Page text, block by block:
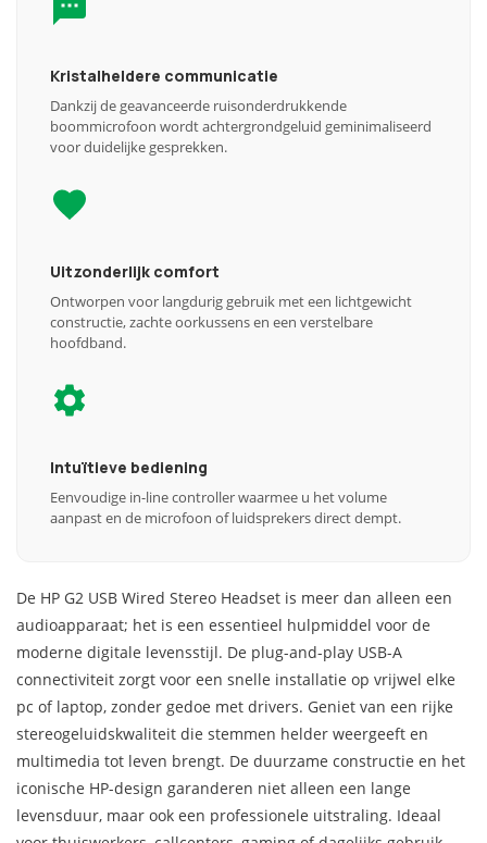
Kristalheldere communicatie
Dankzij de geavanceerde ruisonderdrukkende
boommicrofoon wordt achtergrondgeluid geminimaliseerd
voor duidelijke gesprekken.
Uitzonderlijk comfort
Ontworpen voor langdurig gebruik met een lichtgewicht
constructie, zachte oorkussens en een verstelbare
hoofdband.
Intuïtieve bediening
Eenvoudige in-line controller waarmee u het volume
aanpast en de microfoon of luidsprekers direct dempt.
De HP G2 USB Wired Stereo Headset is meer dan alleen een
audioapparaat; het is een essentieel hulpmiddel voor de
moderne digitale levensstijl. De plug-and-play USB-A
connectiviteit zorgt voor een snelle installatie op vrijwel elke
pc of laptop, zonder gedoe met drivers. Geniet van een rijke
stereogeluidskwaliteit die stemmen helder weergeeft en
multimedia tot leven brengt. De duurzame constructie en het
iconische HP-design garanderen niet alleen een lange
levensduur, maar ook een professionele uitstraling. Ideaal